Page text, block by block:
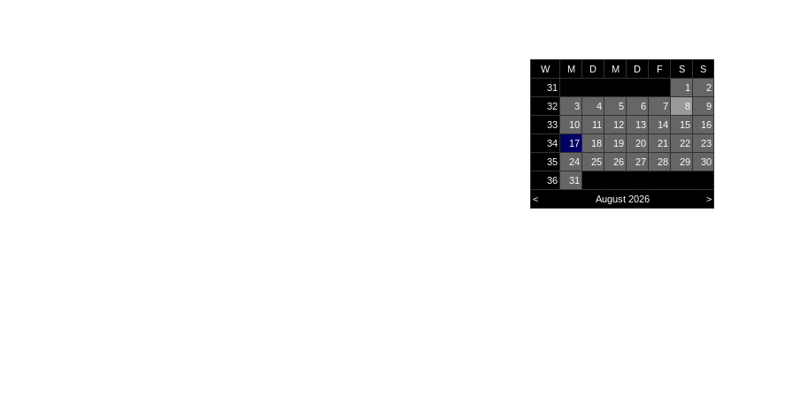
W M D M D F S
S
31
1
2
32
3 4 5 6 7 8
9
33
10 11 12 13 14 15
16
34
17 18 19 20 21 22
23
35
24 25 26 27 28 29
30
36
31
>
< August 2026